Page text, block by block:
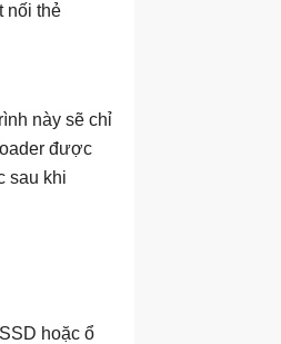
nối thẻ
này sẽ chỉ
được
sau khi
hoặc ổ